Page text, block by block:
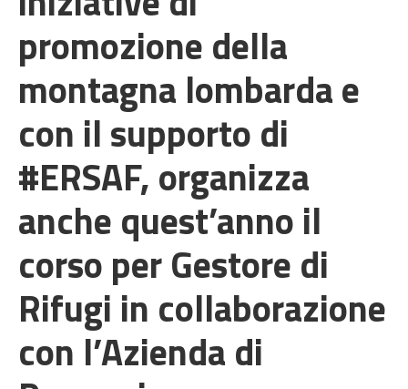
promozione della
montagna lombarda e
con il supporto di
#ERSAF, organizza
anche quest’anno il
corso per Gestore di
Rifugi in collaborazione
con l’Azienda di